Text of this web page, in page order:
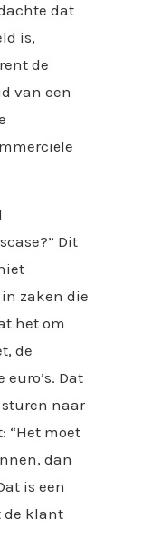
dat
is,
de
van een
Dit
zaken die
het om
de
Dat
sturen naar
“Het moet
dan
is een
de klant